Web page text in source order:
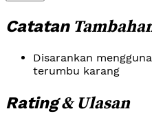
Catatan
Disarankan
terumbu karang
Rating& Ulasan